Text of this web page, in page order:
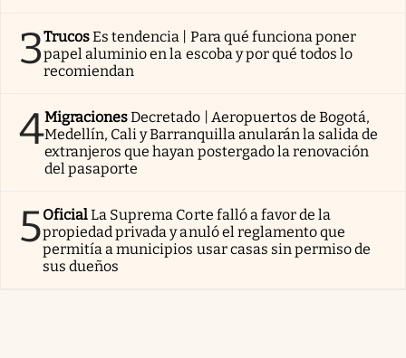
3TrucosEs tendencia | Para qué funciona poner
papel aluminio en la escoba y por qué todos lo
recomiendan
4MigracionesDecretado | Aeropuertos de Bogotá,
Medellín, Cali y Barranquilla anularán la salida de
extranjeros que hayan postergado la renovación
del pasaporte
5OficialLa Suprema Corte falló a favor de la
propiedad privada y anuló el reglamento que
permitía a municipios usar casas sin permiso de
sus dueños